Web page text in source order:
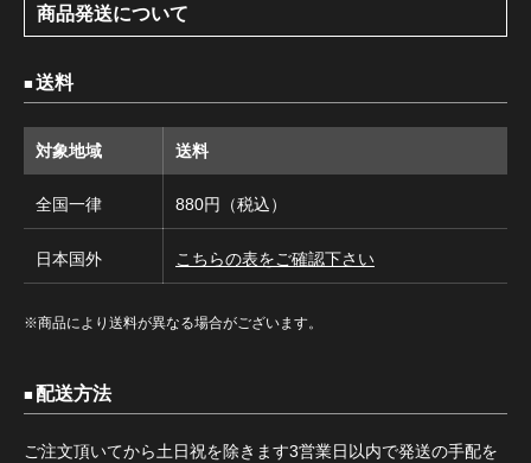
商品発送について
送料
対象地域 送料
全国一律 880円（税込）
日本国外 こちらの表をご確認下さい
※商品により送料が異なる場合がございます。
配送方法
ご注文頂いてから土日祝を除きます3営業日以内で発送の手配を